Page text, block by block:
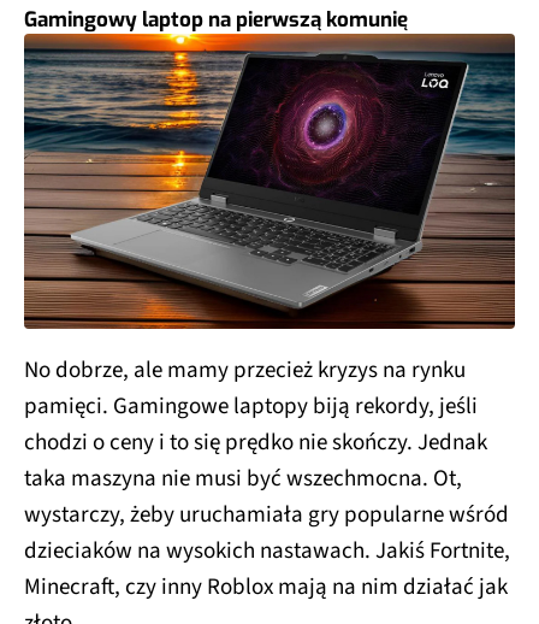
Gamingowy laptop na pierwszą komunię
No dobrze, ale mamy przecież kryzys na rynku
pamięci. Gamingowe laptopy biją rekordy, jeśli
chodzi o ceny i to się prędko nie skończy. Jednak
taka maszyna nie musi być wszechmocna. Ot,
wystarczy, żeby uruchamiała gry popularne wśród
dzieciaków na wysokich nastawach. Jakiś Fortnite,
Minecraft, czy inny Roblox mają na nim działać jak